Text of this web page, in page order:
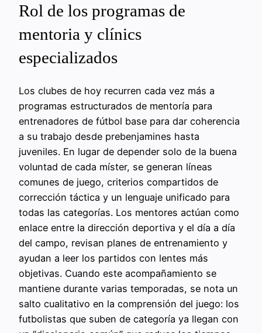
Rol de los programas de
mentoria y clínics
especializados
Los clubes de hoy recurren cada vez más a
programas estructurados de mentoría para
entrenadores de fútbol base para dar coherencia
a su trabajo desde prebenjamines hasta
juveniles. En lugar de depender solo de la buena
voluntad de cada míster, se generan líneas
comunes de juego, criterios compartidos de
corrección táctica y un lenguaje unificado para
todas las categorías. Los mentores actúan como
enlace entre la dirección deportiva y el día a día
del campo, revisan planes de entrenamiento y
ayudan a leer los partidos con lentes más
objetivas. Cuando este acompañamiento se
mantiene durante varias temporadas, se nota un
salto cualitativo en la comprensión del juego: los
futbolistas que suben de categoría ya llegan con